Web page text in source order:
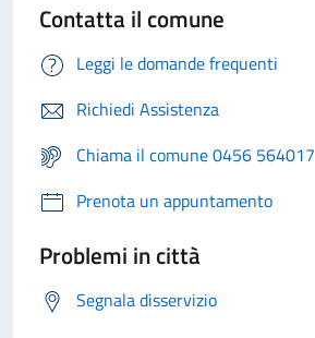
Contatta il comune
Leggi le domande frequenti
Richiedi Assistenza
Chiama il comune 0456 564017
Prenota un appuntamento
Problemi in città
Segnala disservizio